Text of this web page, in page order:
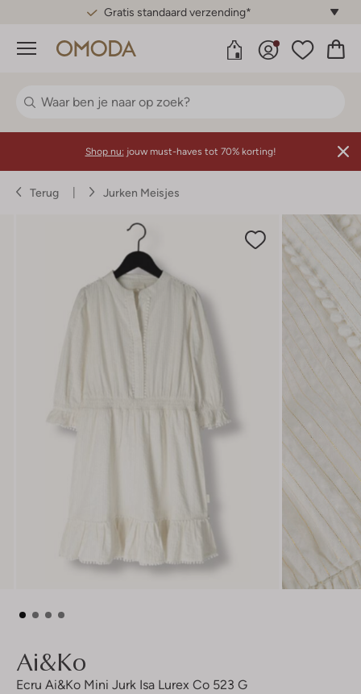
Gratis standaard verzending*
Menu
Shop nu: jouw must-haves tot 70% korting!
Terug Jurken Meisjes
Ai&ko
Ecru Ai&ko Mini Jurk Isa Lurex Co 523 G